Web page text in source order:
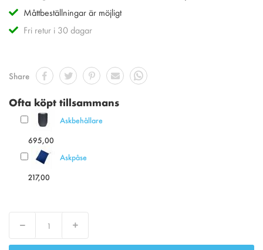
Måttbeställningar är möjligt
Fri retur i 30 dagar
Share
Ofta köpt tillsammans
Askbehållare
695,00
Askpåse
217,00
Decrease Increase